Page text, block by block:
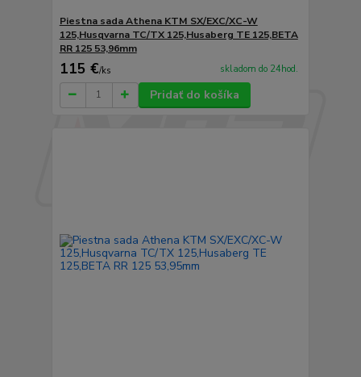
Piestna sada Athena KTM SX/EXC/XC-W
125,Husqvarna TC/TX 125,Husaberg TE 125,BETA
RR 125 53,96mm
115 €/ks skladom do 24hod.
Pridať do košíka